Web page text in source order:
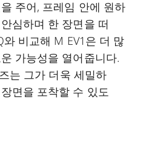
주어, 프레임 안에 원하
심하며 한 장면을 떠
비교해 M EV1은 더 많
가능성을 열어줍니다.
는 그가 더욱 세밀하
면을 포착할 수 있도